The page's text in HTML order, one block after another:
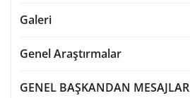
Galeri
Genel Araştırmalar
GENEL BAŞKANDAN MESAJLAR